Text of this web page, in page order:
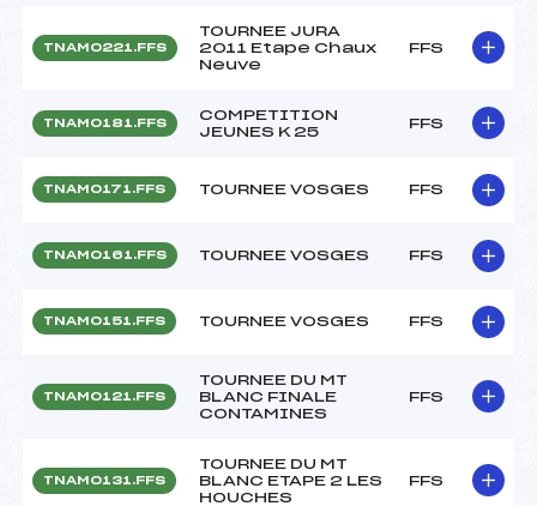
TNAM0221.FFS
TOURNEE JURA
2011 Etape Chaux
Neuve
FFS
TNAM0181.FFS
COMPETITION
JEUNES K 25
FFS
TNAM0171.FFS TOURNEE VOSGES FFS
TNAM0161.FFS TOURNEE VOSGES FFS
TNAM0151.FFS TOURNEE VOSGES FFS
TNAM0121.FFS
TOURNEE DU MT
BLANC FINALE
CONTAMINES
FFS
TNAM0131.FFS
TOURNEE DU MT
BLANC ETAPE 2 LES
HOUCHES
FFS